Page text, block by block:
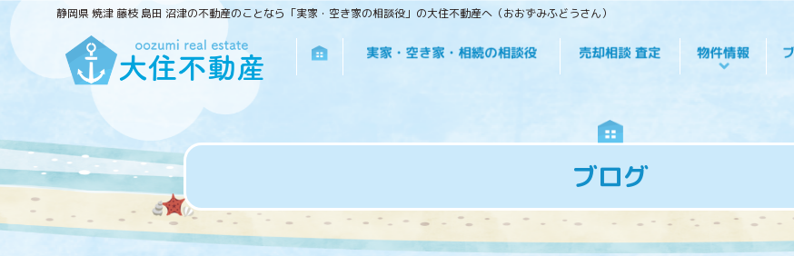
静岡県 焼津 藤枝 島田 沼津の不動産のことなら「実家・空き家の相談役」の大住不動産へ（おおずみふどうさん）
ブログ